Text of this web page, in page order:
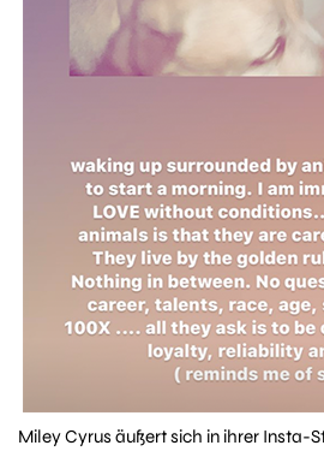
Miley Cyrus äußert sich in ihrer Insta-